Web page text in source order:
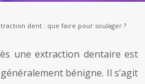
dent : que faire pour soulager ?
une extraction dentaire est
bénigne. Il s’agit